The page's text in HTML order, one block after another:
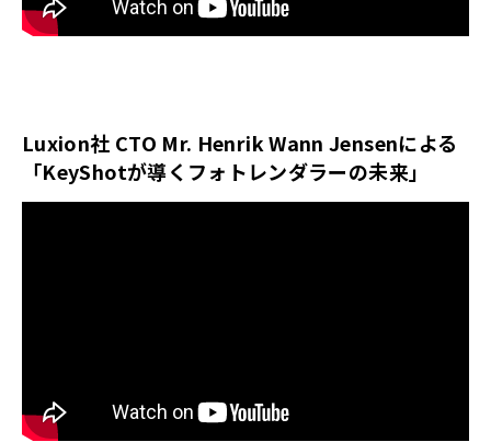
Luxion社 CTO Mr. Henrik Wann Jensenによる
「KeyShotが導くフォトレンダラーの未来」